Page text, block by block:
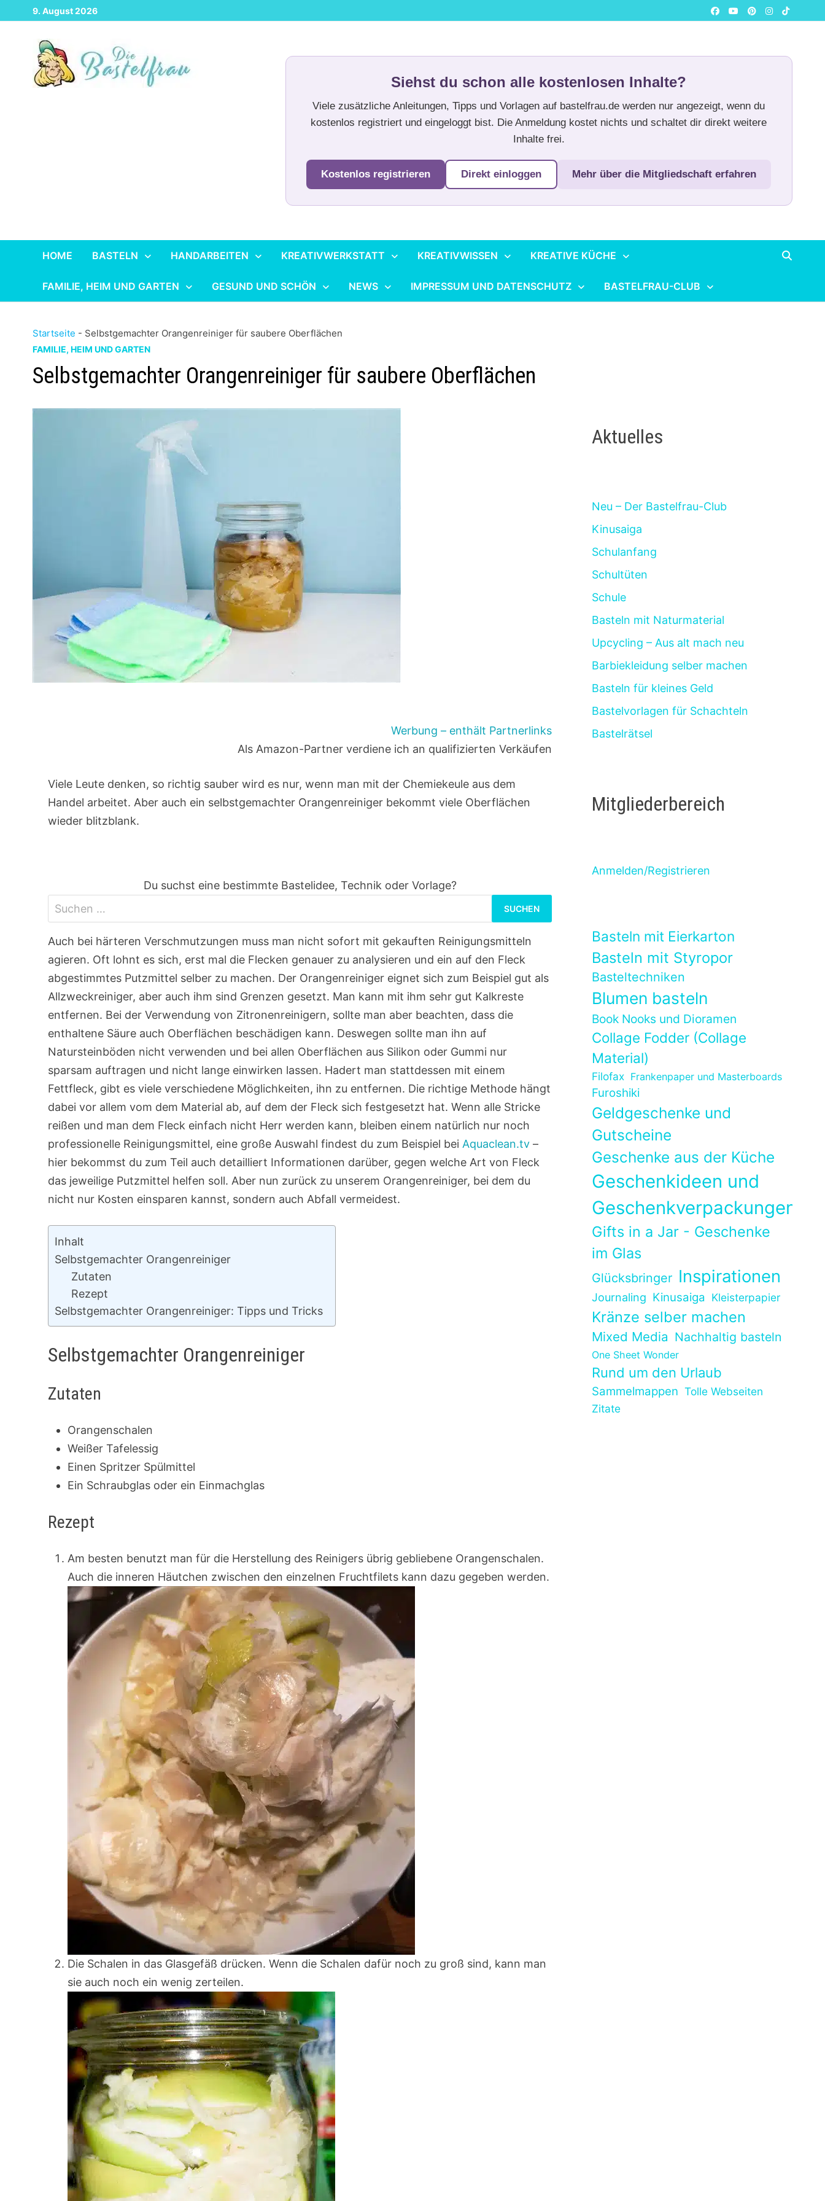
Zurück
zum
9. August 2026
Siehst du schon alle kostenlosen Inhalte?
Viele zusätzliche Anleitungen, Tipps und Vorlagen auf bastelfrau.de werden nur angezeigt, wenn du
kostenlos registriert und eingeloggt bist. Die Anmeldung kostet nichts und schaltet dir direkt weitere
Inhalte frei.
Kostenlos registrieren Direkt einloggen Mehr über die Mitgliedschaft erfahren
HOME BASTELN HANDARBEITEN KREATIVWERKSTATT KREATIVWISSEN KREATIVE KÜCHE
FAMILIE, HEIM UND GARTEN GESUND UND SCHÖN NEWS IMPRESSUM UND DATENSCHUTZ BASTELFRAU-CLUB
Startseite - Selbstgemachter Orangenreiniger für saubere Oberflächen
FAMILIE, HEIM UND GARTEN
Selbstgemachter Orangenreiniger für saubere Oberflächen
Werbung – enthält Partnerlinks
Als Amazon-Partner verdiene ich an qualifizierten Verkäufen
Viele Leute denken, so richtig sauber wird es nur, wenn man mit der Chemiekeule aus dem
Handel arbeitet. Aber auch ein selbstgemachter Orangenreiniger bekommt viele Oberflächen
wieder blitzblank.
Du suchst eine bestimmte Bastelidee, Technik oder Vorlage?
nach:
Auch bei härteren Verschmutzungen muss man nicht sofort mit gekauften Reinigungsmitteln
agieren. Oft lohnt es sich, erst mal die Flecken genauer zu analysieren und ein auf den Fleck
abgestimmtes Putzmittel selber zu machen. Der Orangenreiniger eignet sich zum Beispiel gut als
Allzweckreiniger, aber auch ihm sind Grenzen gesetzt. Man kann mit ihm sehr gut Kalkreste
entfernen. Bei der Verwendung von Zitronenreinigern, sollte man aber beachten, dass die
enthaltene Säure auch Oberflächen beschädigen kann. Deswegen sollte man ihn auf
Natursteinböden nicht verwenden und bei allen Oberflächen aus Silikon oder Gummi nur
sparsam auftragen und nicht lange einwirken lassen. Hadert man stattdessen mit einem
Fettfleck, gibt es viele verschiedene Möglichkeiten, ihn zu entfernen. Die richtige Methode hängt
dabei vor allem vom dem Material ab, auf dem der Fleck sich festgesetzt hat. Wenn alle Stricke
reißen und man dem Fleck einfach nicht Herr werden kann, bleiben einem natürlich nur noch
professionelle Reinigungsmittel, eine große Auswahl findest du zum Beispiel bei Aquaclean.tv –
hier bekommst du zum Teil auch detailliert Informationen darüber, gegen welche Art von Fleck
das jeweilige Putzmittel helfen soll. Aber nun zurück zu unserem Orangenreiniger, bei dem du
nicht nur Kosten einsparen kannst, sondern auch Abfall vermeidest.
Inhalt
Selbstgemachter Orangenreiniger
Zutaten
Rezept
Selbstgemachter Orangenreiniger: Tipps und Tricks
Selbstgemachter Orangenreiniger
Zutaten
Orangenschalen
Weißer Tafelessig
Einen Spritzer Spülmittel
Ein Schraubglas oder ein Einmachglas
Rezept
Am besten benutzt man für die Herstellung des Reinigers übrig gebliebene Orangenschalen.
Auch die inneren Häutchen zwischen den einzelnen Fruchtfilets kann dazu gegeben werden.
Die Schalen in das Glasgefäß drücken. Wenn die Schalen dafür noch zu groß sind, kann man
sie auch noch ein wenig zerteilen.
Aktuelles
Neu – Der Bastelfrau-Club
Kinusaiga
Schulanfang
Schultüten
Schule
Basteln mit Naturmaterial
Upcycling – Aus alt mach neu
Barbiekleidung selber machen
Basteln für kleines Geld
Bastelvorlagen für Schachteln
Bastelrätsel
Mitgliederbereich
Anmelden/Registrieren
Basteln mit Eierkarton
Basteln mit Styropor
Basteltechniken
Blumen basteln
Book Nooks und Dioramen
Collage Fodder (Collage
Material)
Filofax Frankenpaper und Masterboards
Furoshiki
Geldgeschenke und
Gutscheine
Geschenke aus der Küche
Geschenkideen und
Geschenkverpackungen
Gifts in a Jar - Geschenke
im Glas
Glücksbringer Inspirationen
Journaling Kinusaiga Kleisterpapier
Kränze selber machen
Mixed Media Nachhaltig basteln
One Sheet Wonder
Rund um den Urlaub
Sammelmappen Tolle Webseiten
Zitate